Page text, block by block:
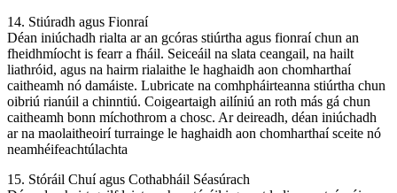
14. Stiúradh agus Fionraí
Déan iniúchadh rialta ar an gcóras stiúrtha agus fionraí chun an
fheidhmíocht is fearr a fháil. Seiceáil na slata ceangail, na hailt
liathróid, agus na hairm rialaithe le haghaidh aon chomharthaí
caitheamh nó damáiste. Lubricate na comhpháirteanna stiúrtha chun
oibriú rianúil a chinntiú. Coigeartaigh ailíniú an roth más gá chun
caitheamh bonn míchothrom a chosc. Ar deireadh, déan iniúchadh
ar na maolaitheoirí turrainge le haghaidh aon chomharthaí sceite nó
neamhéifeachtúlachta
15. Stóráil Chuí agus Cothabháil Séasúrach